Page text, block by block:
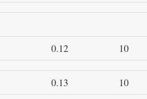
0.12 10
0.13
10